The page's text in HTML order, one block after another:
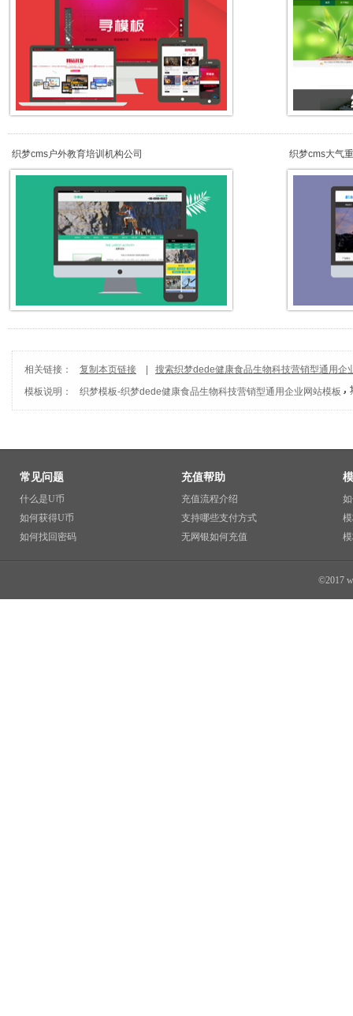
织梦cms户外教育培训机构公司 织梦cms大气
相关链接： 复制本页链接
搜索织梦dede健康食品生物科技营销型通用企
模板说明：
织梦模板-织梦dede健康食品生物科技营销型通用企业网站模板
常见问题
什么是U币
如何获得U币
如何找回密码
充值帮助
充值流程介绍
支持哪些支付方式
无网银如何充值
©2017